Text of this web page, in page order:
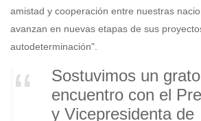
amistad y cooperación entre nuestras
avanzan en nuevas etapas de sus
autodeterminación".
Sostuvimos un grato
encuentro con el
y Vicepresidenta de